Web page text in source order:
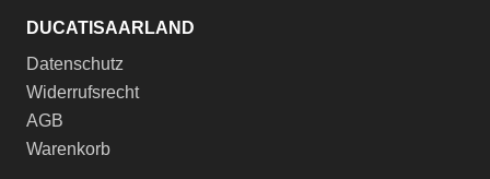
DUCATISAARLAND
Datenschutz
Widerrufsrecht
AGB
Warenkorb